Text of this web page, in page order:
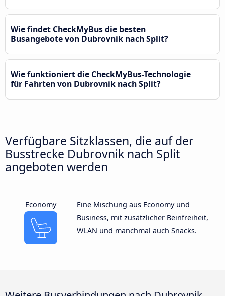
Wie findet CheckMyBus die besten
Busangebote von Dubrovnik nach Split?
Wie funktioniert die CheckMyBus-Technologie
für Fahrten von Dubrovnik nach Split?
Verfügbare Sitzklassen, die auf der
Busstrecke Dubrovnik nach Split
angeboten werden
Economy
Eine Mischung aus Economy und
Business, mit zusätzlicher Beinfreiheit,
WLAN und manchmal auch Snacks.